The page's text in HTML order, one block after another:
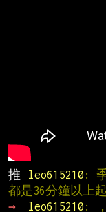
推 leo615210 :
都是36分鐘以上
→
leo615210 :